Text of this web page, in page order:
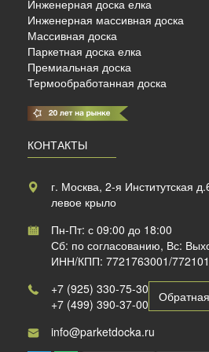
м²Инженерная доска елка
Инженерная массивная доска
Массивная доска
Паркетная доска елка
Премиальная доска
Термообработанная доска
КОНТАКТЫ
г. Москва, 2-я Институтская
левое крыло
Пн-Пт: с 09:00 до 18:00
Сб: по согласованию, Вс:
ИНН/КПП: 7721763001/
+7 (925) 330-75-30
+7 (499) 390-37-00
info@parketdocka.ru